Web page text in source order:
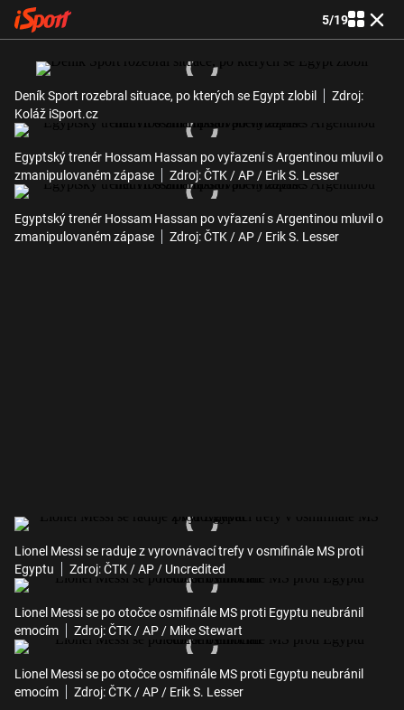
5/19
Deník Sport rozebral situace, po kterých se Egypt zlobil
Zdroj:
Koláž iSport.cz
Egyptský trenér Hossam Hassan po vyřazení s Argentinou mluvil o
zmanipulovaném zápase
Zdroj: ČTK / AP / Erik S. Lesser
Egyptský trenér Hossam Hassan po vyřazení s Argentinou mluvil o
zmanipulovaném zápase
Zdroj: ČTK / AP / Erik S. Lesser
Lionel Messi se raduje z vyrovnávací trefy v osmifinále MS proti
Egyptu
Zdroj: ČTK / AP / Uncredited
Lionel Messi se po otočce osmifinále MS proti Egyptu neubránil
emocím
Zdroj: ČTK / AP / Mike Stewart
Lionel Messi se po otočce osmifinále MS proti Egyptu neubránil
emocím
Zdroj: ČTK / AP / Erik S. Lesser